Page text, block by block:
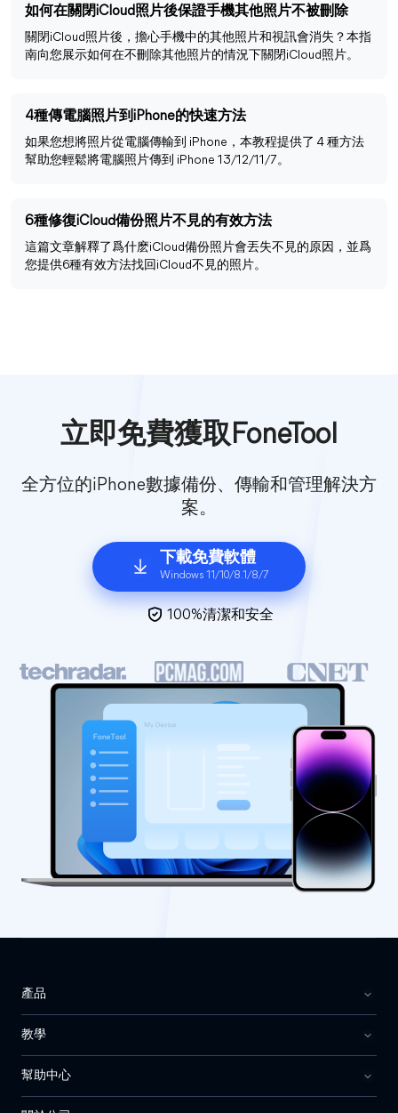
如何在關閉iCloud照片後保證手機其他照片不被刪除
關閉iCloud照片後，擔心手機中的其他照片和視訊會消失？本指
南向您展示如何在不刪除其他照片的情況下關閉iCloud照片。
4種傳電腦照片到iPhone的快速方法
如果您想將照片從電腦傳輸到 iPhone，本教程提供了 4 種方法
幫助您輕鬆將電腦照片傳到 iPhone 13/12/11/7。
6種修復iCloud備份照片不見的有效方法
這篇文章解釋了爲什麽iCloud備份照片會丟失不見的原因，並爲
您提供6種有效方法找回iCloud不見的照片。
立即免費獲取FoneTool
全方位的iPhone數據備份、傳輸和管理解決方
案。
下載免費軟體
Windows 11/10/8.1/8/7
100%清潔和安全
產品
教學
幫助中心